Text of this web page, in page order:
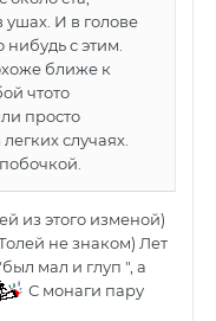
ушах. И в голове
нибудь с этим.
ближе к
чтото
просто
случаях.
из этого изменой)
не знаком) Лет
мал и глуп ", а
С монаги пару